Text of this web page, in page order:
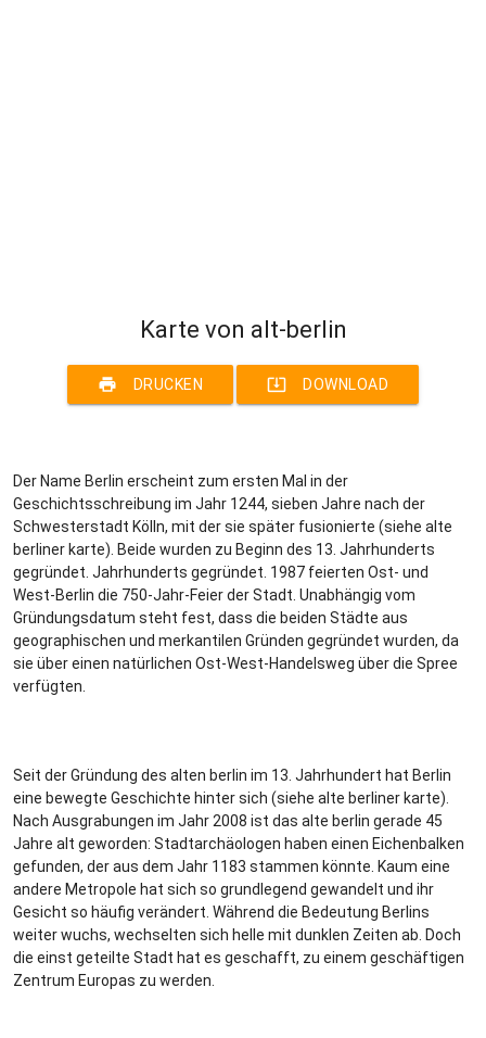
Karte von alt-berlin
print DRUCKEN system_update_alt DOWNLOAD
Der Name Berlin erscheint zum ersten Mal in der
Geschichtsschreibung im Jahr 1244, sieben Jahre nach der
Schwesterstadt Kölln, mit der sie später fusionierte (siehe alte
berliner karte). Beide wurden zu Beginn des 13. Jahrhunderts
gegründet. Jahrhunderts gegründet. 1987 feierten Ost- und
West-Berlin die 750-Jahr-Feier der Stadt. Unabhängig vom
Gründungsdatum steht fest, dass die beiden Städte aus
geographischen und merkantilen Gründen gegründet wurden, da
sie über einen natürlichen Ost-West-Handelsweg über die Spree
verfügten.
Seit der Gründung des alten berlin im 13. Jahrhundert hat Berlin
eine bewegte Geschichte hinter sich (siehe alte berliner karte).
Nach Ausgrabungen im Jahr 2008 ist das alte berlin gerade 45
Jahre alt geworden: Stadtarchäologen haben einen Eichenbalken
gefunden, der aus dem Jahr 1183 stammen könnte. Kaum eine
andere Metropole hat sich so grundlegend gewandelt und ihr
Gesicht so häufig verändert. Während die Bedeutung Berlins
weiter wuchs, wechselten sich helle mit dunklen Zeiten ab. Doch
die einst geteilte Stadt hat es geschafft, zu einem geschäftigen
Zentrum Europas zu werden.